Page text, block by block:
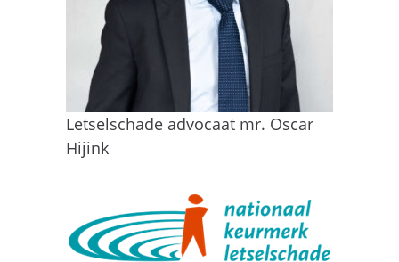
Letselschade advocaat mr. Oscar
Hijink